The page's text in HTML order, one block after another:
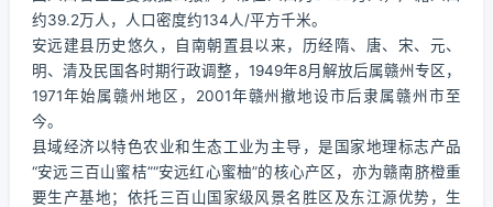
约39.2万人，人口密度约134人/平方千米。
安远建县历史悠久，自南朝置县以来，历经隋、唐、宋、元、
明、清及民国各时期行政调整，1949年8月解放后属赣州专区，
1971年始属赣州地区，2001年赣州撤地设市后隶属赣州市至
今。
县域经济以特色农业和生态工业为主导，是国家地理标志产品
“安远三百山蜜桔”“安远红心蜜柚”的核心产区，亦为赣南脐橙重
要生产基地；依托三百山国家级风景名胜区及东江源优势，生